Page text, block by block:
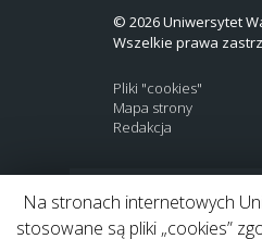
© 2026 Uniwersytet
Wszelkie prawa
Pliki "cookies"
Mapa strony
Redakcja
BIP | EN
Na stronach internetowych
stosowane są pliki „cookies”